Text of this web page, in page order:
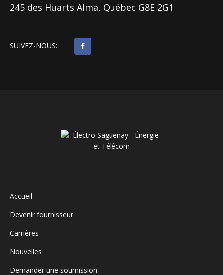
245 des Huarts Alma, Québec G8E 2G1
SUIVEZ-NOUS:
Accueil
Devenir fournisseur
Carrières
Nouvelles
Demander une soumission